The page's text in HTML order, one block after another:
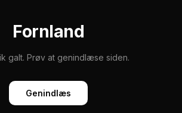
Fornland
galt. Prøv at genindlæse siden.
Genindlæs